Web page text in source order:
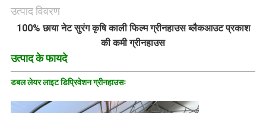
उत्पाद विवरण
100% छाया नेट सुरंग कृषि काली फिल्म ग्रीनहाउस ब्लैकआउट प्रकाश
की कमी ग्रीनहाउस
उत्पाद के फायदे
डबल लेयर लाइट डिप्रिवेशन ग्रीनहाउसः